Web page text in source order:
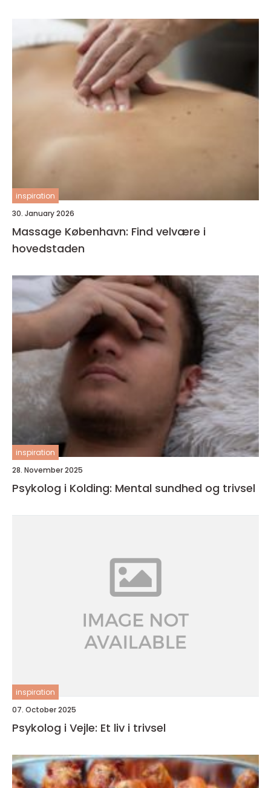
inspiration
30. January 2026
Massage København: Find velvære i
hovedstaden
inspiration
28. November 2025
Psykolog i Kolding: Mental sundhed og trivsel
inspiration
07. October 2025
Psykolog i Vejle: Et liv i trivsel